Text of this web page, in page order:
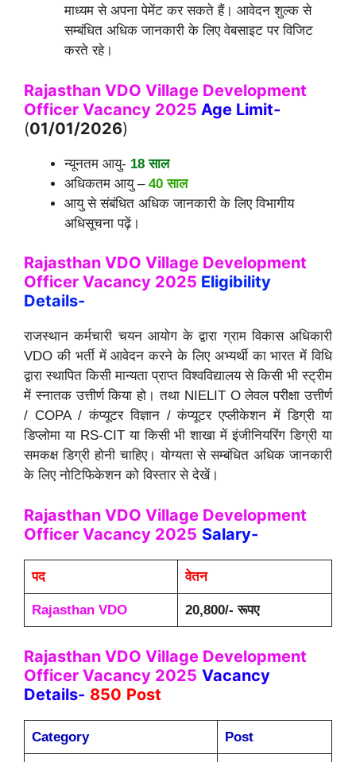
माध्यम से अपना पेमेंट कर सकते हैं। आवेदन शुल्क से
सम्बंधित अधिक जानकारी के लिए वेबसाइट पर विजिट
करते रहे।
Rajasthan VDO Village Development
Officer Vacancy 2025 Age Limit-
(01/01/2026)
न्यूनतम आयु- 18 साल
अधिकतम आयु – 40 साल
आयु से संबंधित अधिक जानकारी के लिए विभागीय
अधिसूचना पढ़ें।
Rajasthan VDO Village Development
Officer Vacancy 2025 Eligibility
Details-
राजस्थान कर्मचारी चयन आयोग के द्वारा ग्राम विकास अधिकारी
VDO की भर्ती में आवेदन करने के लिए अभ्यर्थी का भारत में विधि
द्वारा स्थापित किसी मान्यता प्राप्त विश्वविद्यालय से किसी भी स्ट्रीम
में स्नातक उत्तीर्ण किया हो। तथा NIELIT O लेवल परीक्षा उत्तीर्ण
/ COPA / कंप्यूटर विज्ञान / कंप्यूटर एप्लीकेशन में डिग्री या
डिप्लोमा या RS-CIT या किसी भी शाखा में इंजीनियरिंग डिग्री या
समकक्ष डिग्री होनी चाहिए। योग्यता से सम्बंधित अधिक जानकारी
के लिए नोटिफिकेशन को विस्तार से देखें।
Rajasthan VDO Village Development
Officer Vacancy 2025 Salary-
पद वेतन
Rajasthan VDO 20,800/- रूपए
Rajasthan VDO Village Development
Officer Vacancy 2025 Vacancy
Details- 850 Post
Category Post